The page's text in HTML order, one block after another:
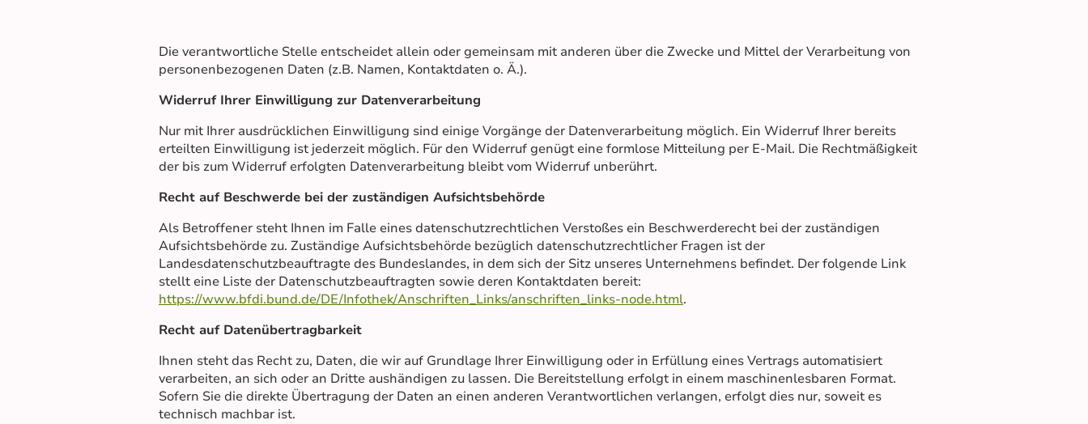
Die verantwortliche Stelle entscheidet allein oder gemeinsam mit anderen über die Zwecke und Mittel der Verarbeitung von
personenbezogenen Daten (z.B. Namen, Kontaktdaten o. Ä.).
Widerruf Ihrer Einwilligung zur Datenverarbeitung
Nur mit Ihrer ausdrücklichen Einwilligung sind einige Vorgänge der Datenverarbeitung möglich. Ein Widerruf Ihrer bereits
erteilten Einwilligung ist jederzeit möglich. Für den Widerruf genügt eine formlose Mitteilung per E-Mail. Die Rechtmäßigkeit
der bis zum Widerruf erfolgten Datenverarbeitung bleibt vom Widerruf unberührt.
Recht auf Beschwerde bei der zuständigen Aufsichtsbehörde
Als Betroffener steht Ihnen im Falle eines datenschutzrechtlichen Verstoßes ein Beschwerderecht bei der zuständigen
Aufsichtsbehörde zu. Zuständige Aufsichtsbehörde bezüglich datenschutzrechtlicher Fragen ist der
Landesdatenschutzbeauftragte des Bundeslandes, in dem sich der Sitz unseres Unternehmens befindet. Der folgende Link
stellt eine Liste der Datenschutzbeauftragten sowie deren Kontaktdaten bereit:
https://www.bfdi.bund.de/DE/Infothek/Anschriften_Links/anschriften_links-node.html.
Recht auf Datenübertragbarkeit
Ihnen steht das Recht zu, Daten, die wir auf Grundlage Ihrer Einwilligung oder in Erfüllung eines Vertrags automatisiert
verarbeiten, an sich oder an Dritte aushändigen zu lassen. Die Bereitstellung erfolgt in einem maschinenlesbaren Format.
Sofern Sie die direkte Übertragung der Daten an einen anderen Verantwortlichen verlangen, erfolgt dies nur, soweit es
technisch machbar ist.